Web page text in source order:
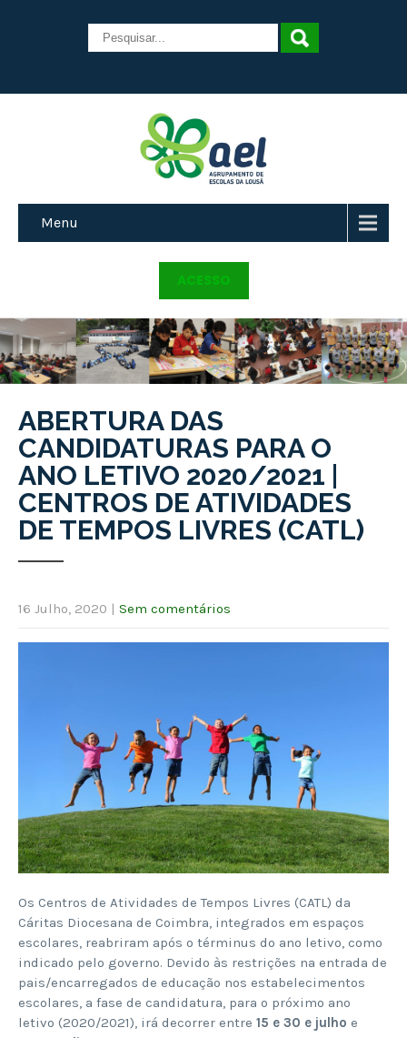
Menu
ACESSO
ABERTURA DAS
CANDIDATURAS PARA O
ANO LETIVO 2020/2021 |
CENTROS DE ATIVIDADES
DE TEMPOS LIVRES (CATL)
16 Julho, 2020 | Sem comentários
Os Centros de Atividades de Tempos Livres (CATL) da
Cáritas Diocesana de Coimbra, integrados em espaços
escolares, reabriram após o términus do ano letivo, como
indicado pelo governo. Devido às restrições na entrada de
pais/encarregados de educação nos estabelecimentos
escolares, a fase de candidatura, para o próximo ano
letivo (2020/2021), irá decorrer entre 15 e 30 e julho e